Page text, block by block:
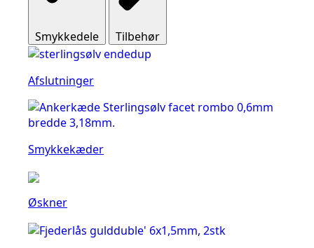
Smykkedele Tilbehør
Afslutninger
Smykkekæder
Øskner